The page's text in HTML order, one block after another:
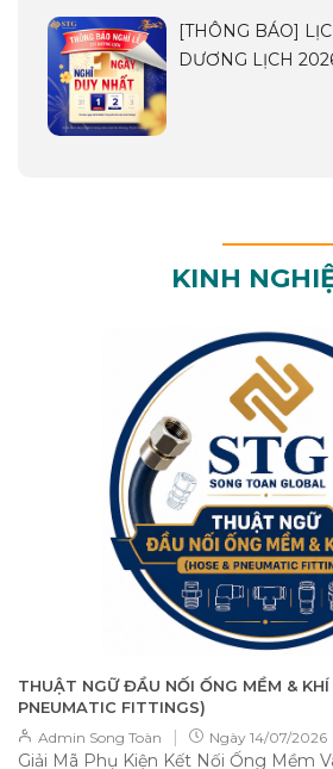
[THÔNG BÁO]
DƯƠNG LỊCH
KINH
THUẬT NGỮ ĐẦU NỐI ỐNG MỀM & KHÍ
PNEUMATIC FITTINGS)
Admin Song Toàn | Ngày 14/07/2026
Giải Mã Phụ Kiện Kết Nối Ống Mềm